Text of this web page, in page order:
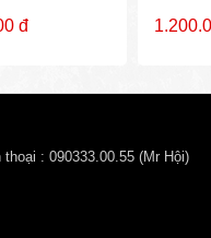
đ
thoại : 090333.00.55 (Mr Hội)